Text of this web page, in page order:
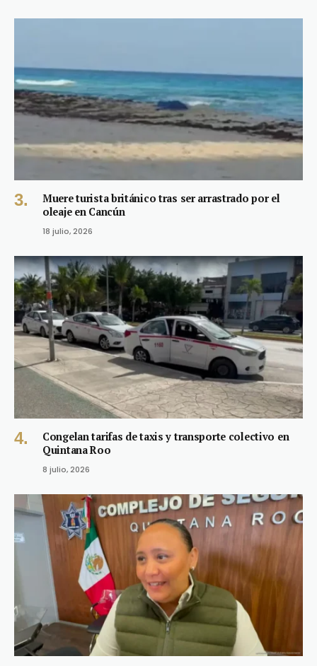
Muere turista británico tras ser arrastrado por el
oleaje en Cancún
18 julio, 2026
Congelan tarifas de taxis y transporte colectivo en
Quintana Roo
8 julio, 2026